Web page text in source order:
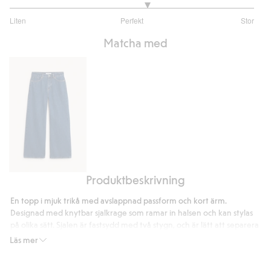
Liten Perfekt Stor
utav
betyg
Matcha med
high
Produktbeskrivning
Läs mer
En topp i mjuk trikå med avslappnad passform och kort ärm.
Designad med knytbar sjalkrage som ramar in halsen och kan stylas
från plagget om man så vill.